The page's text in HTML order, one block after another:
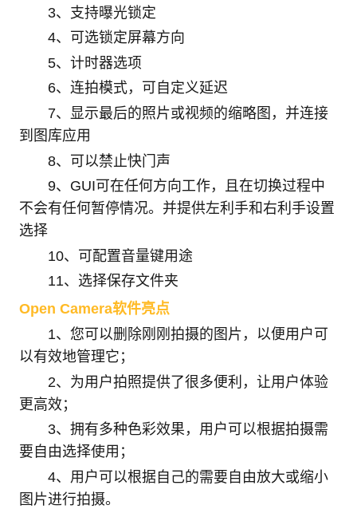
3、支持曝光锁定
4、可选锁定屏幕方向
5、计时器选项
6、连拍模式，可自定义延迟
7、显示最后的照片或视频的缩略图，并连接
到图库应用
8、可以禁止快门声
9、GUI可在任何方向工作，且在切换过程中
不会有任何暂停情况。并提供左利手和右利手设置
选择
10、可配置音量键用途
11、选择保存文件夹
Open Camera软件亮点
1、您可以删除刚刚拍摄的图片，以便用户可
以有效地管理它；
2、为用户拍照提供了很多便利，让用户体验
更高效；
3、拥有多种色彩效果，用户可以根据拍摄需
要自由选择使用；
4、用户可以根据自己的需要自由放大或缩小
图片进行拍摄。